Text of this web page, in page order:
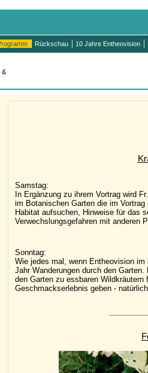
Rückschau 10 Jahre Entheovision
&
Samstag:
In Ergänzung zu ihrem Vortrag wird
im Botanischen Garten die im
Habitat aufsuchen, Hinweise für das
Verwechslungsgefahren mit anderen
Sonntag:
Wie jedes mal, wenn Entheovision
Jahr Wanderungen durch den
den Garten zu essbaren
Geschmackserlebnis geben -